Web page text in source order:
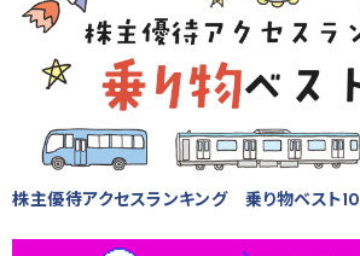
株主優待アクセスランキング 乗り物ベスト10